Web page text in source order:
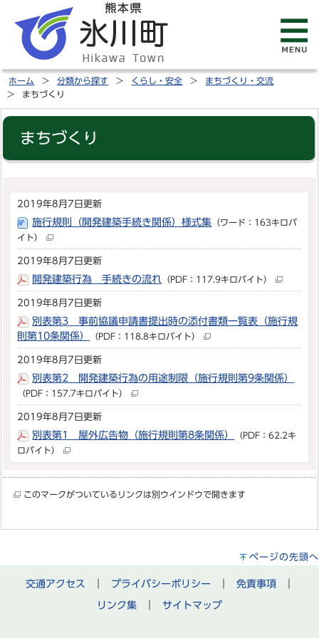
ホーム 分類から探す くらし・安全
まちづくり・交流
まちづくり
まちづくり
2019年8月7日更新
施行規則（開発建築手続き関係）様式集 （ワード：163キロバ
イト）
2019年8月7日更新
開発建築行為 手続きの流れ （PDF：117.9キロバイト）
2019年8月7日更新
別表第3 事前協議申請書提出時の添付書類一覧表（施行規
則第10条関係）
（PDF：118.8キロバイト）
2019年8月7日更新
別表第2 開発建築行為の用途制限（施行規則第9条関係）
（PDF：157.7キロバイト）
2019年8月7日更新
別表第1 屋外広告物（施行規則第8条関係）
（PDF：62.2キ
ロバイト）
このマークがついているリンクは別ウインドウで開きます
ページの先頭へ
交通アクセス プライバシーポリシー 免責事項
リンク集
サイトマップ